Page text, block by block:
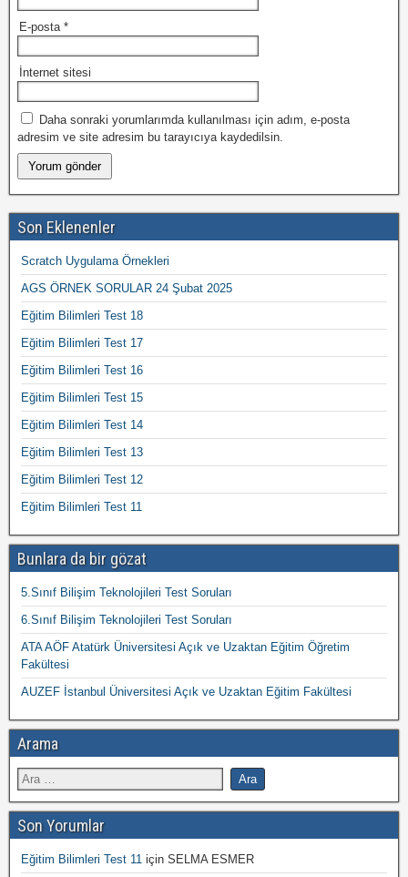
E-posta *
İnternet sitesi
Daha sonraki yorumlarımda kullanılması için adım, e-posta
adresim ve site adresim bu tarayıcıya kaydedilsin.
Son Eklenenler
Scratch Uygulama Örnekleri
AGS ÖRNEK SORULAR 24 Şubat 2025
Eğitim Bilimleri Test 18
Eğitim Bilimleri Test 17
Eğitim Bilimleri Test 16
Eğitim Bilimleri Test 15
Eğitim Bilimleri Test 14
Eğitim Bilimleri Test 13
Eğitim Bilimleri Test 12
Eğitim Bilimleri Test 11
Bunlara da bir gözat
5.Sınıf Bilişim Teknolojileri Test Soruları
6.Sınıf Bilişim Teknolojileri Test Soruları
ATA AÖF Atatürk Üniversitesi Açık ve Uzaktan Eğitim Öğretim
Fakültesi
AUZEF İstanbul Üniversitesi Açık ve Uzaktan Eğitim Fakültesi
Arama
Son Yorumlar
Eğitim Bilimleri Test 11 için SELMA ESMER